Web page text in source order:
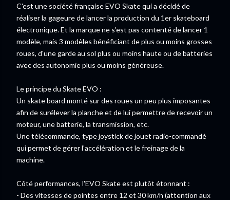
C'est une société française EVO Skate qui a décidé de
réaliser la gageure de lancer la production du 1er skateboard
électronique. Et la marque ne s'est pas contenté de lancer 1
modèle, mais 3 modèles bénéficiant de plus ou moins grosses
roues, d'une garde au sol plus ou moins haute ou de batteries
avec des autonomie plus ou moins généreuse.
Le principe du Skate EVO :
Un skate board monté sur des roues un peu plus imposantes
afin de surélever la planche et de lui permettre de recevoir un
moteur, une batterie, la transmission, etc.
Une télécommande, type joystick de jouet radio-commandé
qui permet de gérer l'accélération et le freinage de la
machine.
Côté performances, l'EVO Skate est plutôt étonnant :
- Des vitesses de pointes entre 12 et 30 km/h (attention aux